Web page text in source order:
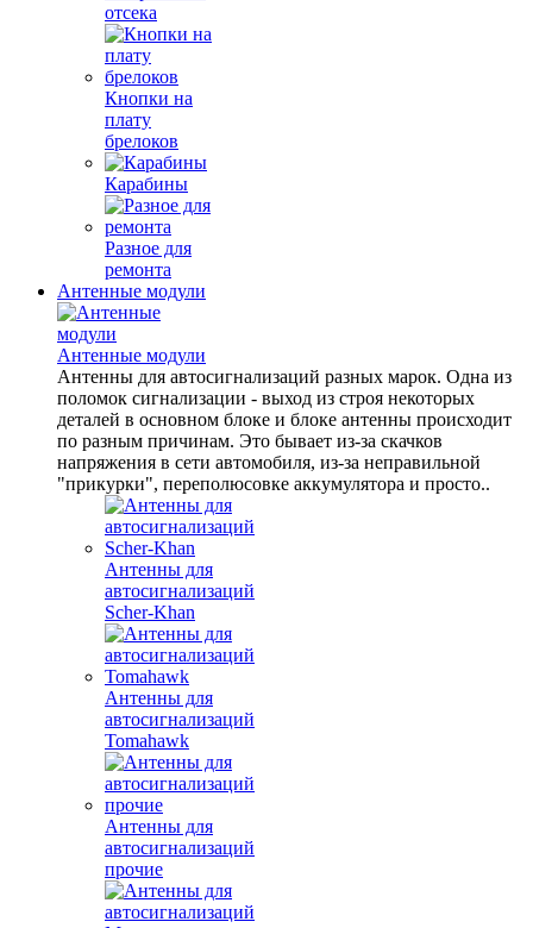
отсека
Кнопки на
плату
брелоков
Карабины
Разное для
ремонта
Антенные модули
Антенные модули
Антенны для автосигнализаций разных марок. Одна из
поломок сигнализации - выход из строя некоторых
деталей в основном блоке и блоке антенны происходит
по разным причинам. Это бывает из-за скачков
напряжения в сети автомобиля, из-за неправильной
"прикурки", переполюсовке аккумулятора и просто..
Антенны для
автосигнализаций
Scher-Khan
Антенны для
автосигнализаций
Tomahawk
Антенны для
автосигнализаций
прочие